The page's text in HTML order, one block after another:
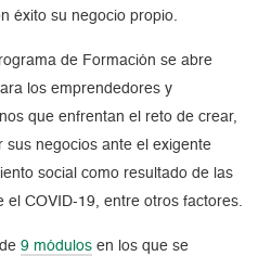
éxito su negocio propio.
de Formación se abre
los emprendedores y
que enfrentan el reto de crear,
sus negocios ante el exigente
social como resultado de las
el COVID-19, entre otros factores.
de9 módulos en los que se